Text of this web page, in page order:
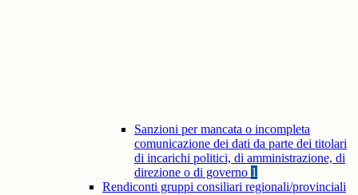
Sanzioni per mancata o incompleta
comunicazione dei dati da parte dei titolari
di incarichi politici, di amministrazione, di
direzione o di governo 1
Rendiconti gruppi consiliari regionali/provinciali